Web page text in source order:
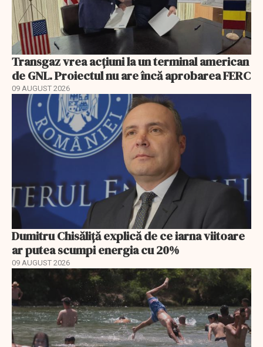
Transgaz vrea acțiuni la un terminal american
de GNL. Proiectul nu are încă aprobarea FERC
09 AUGUST 2026
Dumitru Chisăliță explică de ce iarna viitoare
ar putea scumpi energia cu 20%
09 AUGUST 2026